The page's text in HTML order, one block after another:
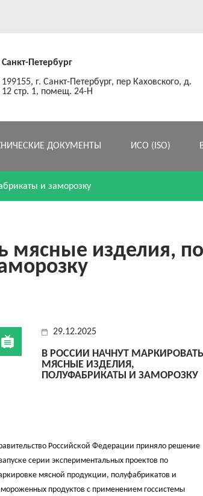
Санкт-Петербург
199155, г. Санкт-Петербург, пер Каховского, д.
12 стр. 1, помещ. 24-Н
ДОКУМЕНТЫ ИСО (ISO)
и заморозку
мясные изделия,
29.12.2025
В РОССИИ НАЧНУТ МАРКИРОВАТЬ
МЯСНЫЕ ИЗДЕЛИЯ,
ПОЛУФАБРИКАТЫ И ЗАМОРОЗКУ
Российской Федерации приняло решение
серии экспериментальных проектов по
мясной продукции, полуфабрикатов и
продуктов с применением госсистемы